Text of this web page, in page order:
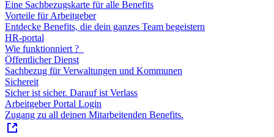
Eine Sachbezugskarte für alle Benefits
Vorteile für Arbeitgeber
Entdecke Benefits, die dein ganzes Team begeistern
HR-portal
Wie funktionniert ?
Öffentlicher Dienst
Sachbezug für Verwaltungen und Kommunen
Sichereit
Sicher ist sicher. Darauf ist Verlass
Arbeitgeber Portal Login
Zugang zu all deinen Mitarbeitenden Benefits.